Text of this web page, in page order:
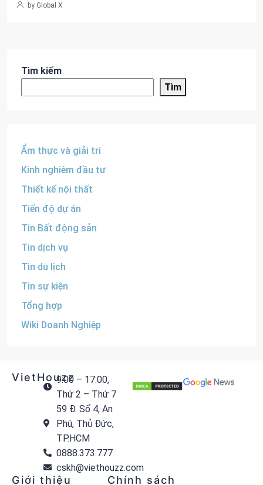
by Global X
Tìm kiếm
Tìm
Ẩm thực và giải trí
Kinh nghiêm đầu tư
Thiết kế nội thất
Tiến độ dự án
Tin Bất động sản
Tin dịch vụ
Tin du lịch
Tin sự kiện
Tổng hợp
Wiki Doanh Nghiệp
VietHouzz9:00 – 17:00,
Thứ 2 – Thứ 7
59 Đ. Số 4, An
Phú, Thủ Đức,
TP.HCM
0888.373.777
cskh@viethouzz.com
Giới thiệu Chính sách